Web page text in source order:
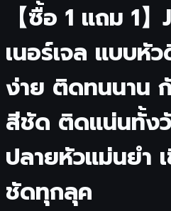
【ซื้อ 1 แถม 1
เนอร์เจล แบบหั
ง่าย ติดทนนาน
สีชัด ติดแน่นทั้ง
ปลายหัวแม่นยำ
ชัดทุกลุค